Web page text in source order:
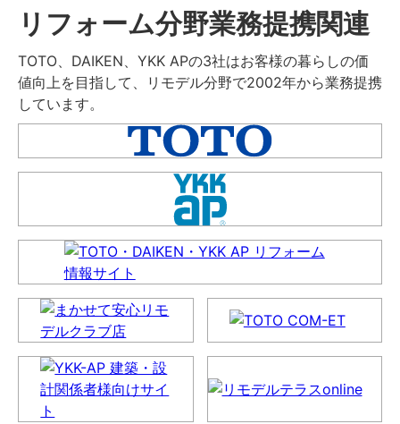
リフォーム分野業務提携関連
TOTO、DAIKEN、YKK APの3社はお客様の暮らしの価
値向上を目指して、リモデル分野で2002年から業務提携
しています。